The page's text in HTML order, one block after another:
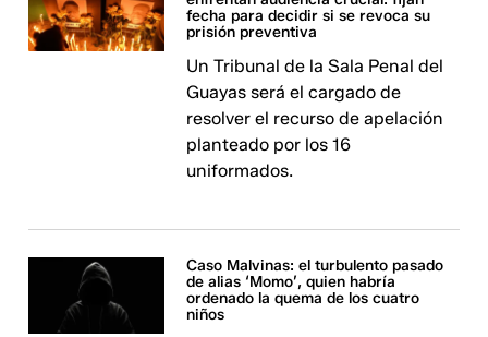
fecha para decidir si se revoca su
prisión preventiva
Un Tribunal de la Sala Penal del
Guayas será el cargado de
resolver el recurso de apelación
planteado por los 16
uniformados.
Caso Malvinas: el turbulento pasado
de alias ‘Momo’, quien habría
ordenado la quema de los cuatro
niños